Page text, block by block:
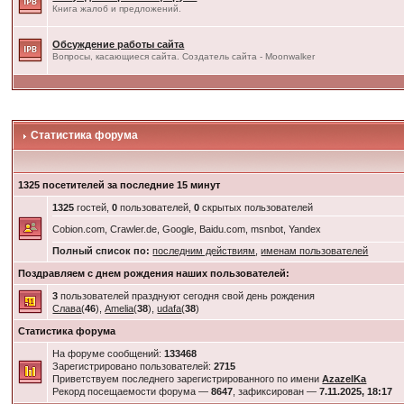
Книга жалоб и предложений.
Обсуждение работы сайта
Вопросы, касающиеся сайта. Создатель сайта - Moonwalker
Статистика форума
1325 посетителей за последние 15 минут
1325 гостей,0 пользователей,0 скрытых пользователей
Cobion.com, Crawler.de, Google, Baidu.com, msnbot, Yandex
Полный список по: последним действиям ,именам пользователей
Поздравляем с днем рождения наших пользователей:
3 пользователей празднуют сегодня свой день рождения
Слава(46),Amelia(38),udafa(38)
Статистика форума
На форуме сообщений:133468
Зарегистрировано пользователей:2715
Приветствуем последнего зарегистрированного по имениAzazelKa
Рекорд посещаемости форума —8647 , зафиксирован —7.11.2025, 18:17